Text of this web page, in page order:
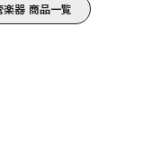
器 商品一覧